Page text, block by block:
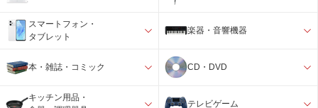
スマートフォン・
タブレット
楽器・音響機器
本・雑誌・コミック CD・DVD
キッチン用品・
テレビゲーム